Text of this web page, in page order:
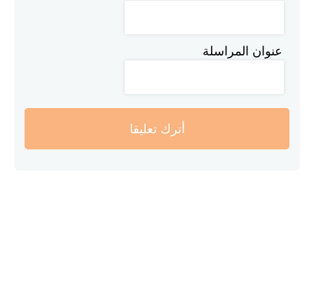
عنوان المراسلة
أترك تعليقا